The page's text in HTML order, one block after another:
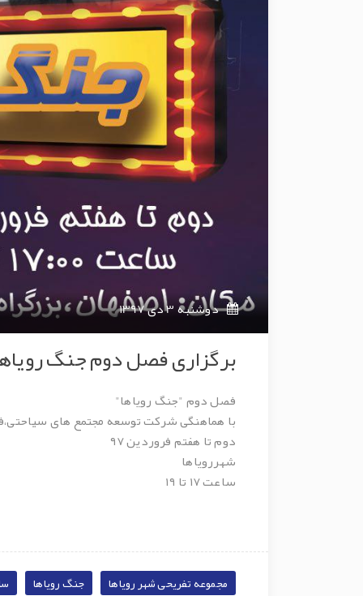
دوشنبه 3 دی 1397
برگزاری فصل دوم جنگ
فصل دوم "جنگ رویاها"
با هماهنگی شرکت توسعه مجتمع های
دوم تا هفتم فروردین ۹۷
شهررویاها
ساعت ۱۷ تا ۱۹
مجموعه تفریحی شهر رویاها جنگ رویاها